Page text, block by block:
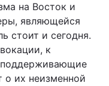
на Восток и
являющейся
стоит и сегодня.
к
о их неизменной